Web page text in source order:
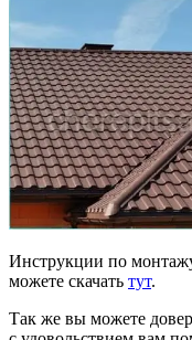
Инструкции по
можете скачать тут.
Так же вы можете